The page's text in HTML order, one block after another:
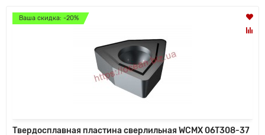
Ваша скидка: -20%
Твердосплавная пластина сверлильная WCMX 06T308-37